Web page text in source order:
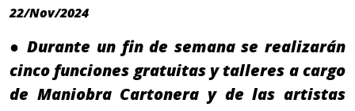
22/Nov/2024
● Durante un fin de semana se realizarán
cinco funciones gratuitas y talleres a cargo
de Maniobra Cartonera y de las artistas